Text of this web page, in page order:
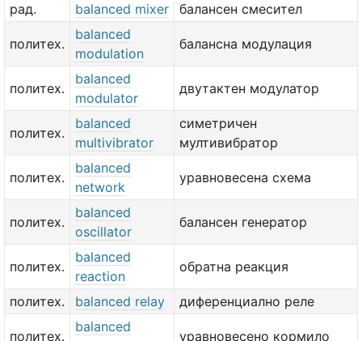
рад.
balanced mixer балансен смесител
политех.
balanced
modulation
балансна модулация
политех.
balanced
modulator
двутактен модулатор
политех.
balanced
multivibrator
симетричен
мултивибратор
политех.
balanced
network
уравновесена схема
политех.
balanced
oscillator
балансен генератор
политех.
balanced
reaction
обратна реакция
политех. balanced relay диференциално реле
политех.
balanced
уравновесено кормило